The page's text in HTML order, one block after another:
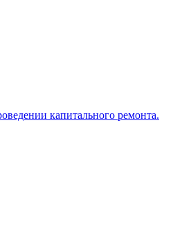
капитального ремонта.